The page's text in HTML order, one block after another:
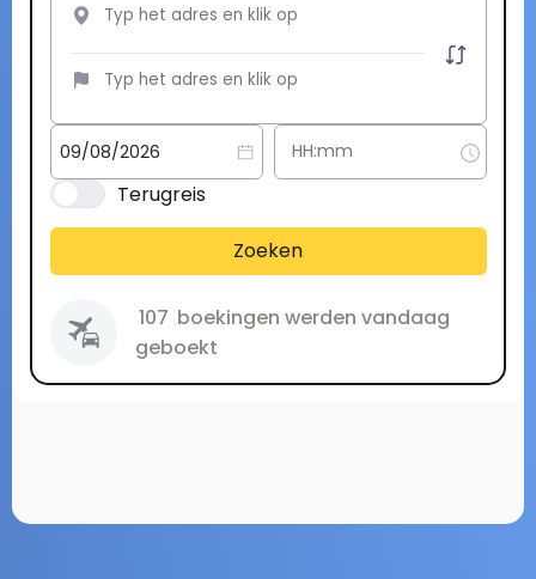
Terugreis
Zoeken
107 boekingen werden vandaag
geboekt